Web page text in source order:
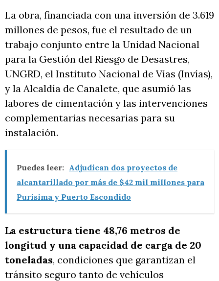
La obra, financiada con una inversión de 3.619
millones de pesos, fue el resultado de un
trabajo conjunto entre la Unidad Nacional
para la Gestión del Riesgo de Desastres,
UNGRD, el Instituto Nacional de Vías (Invías),
y la Alcaldía de Canalete, que asumió las
labores de cimentación y las intervenciones
complementarias necesarias para su
instalación.
Puedes leer: Adjudican dos proyectos de
alcantarillado por más de $42 mil millones para
Purísima y Puerto Escondido
La estructura tiene 48,76 metros de
longitud y una capacidad de carga de 20
toneladas, condiciones que garantizan el
tránsito seguro tanto de vehículos